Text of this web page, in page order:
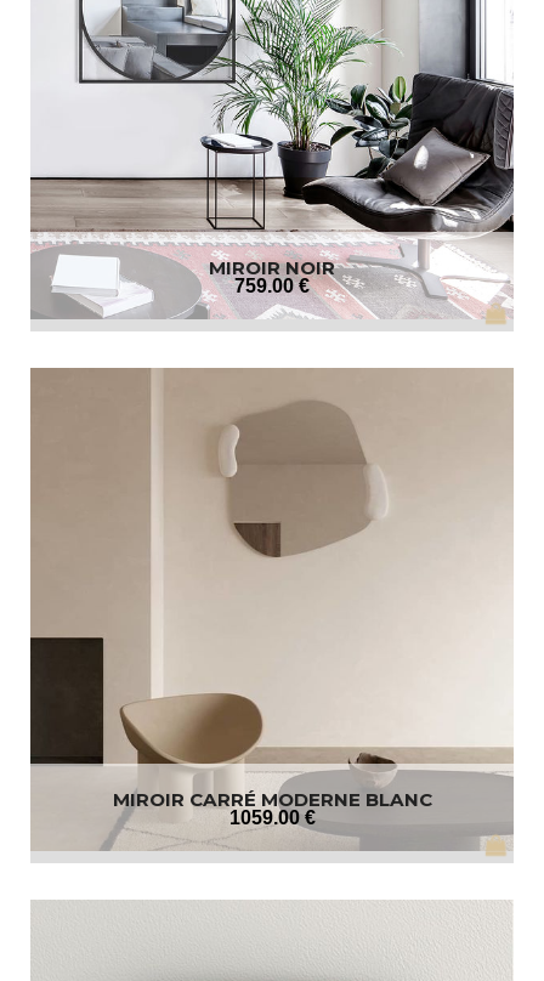
MIROIR NOIR
759.00 €
MIROIR CARRÉ MODERNE BLANC
1059.00 €